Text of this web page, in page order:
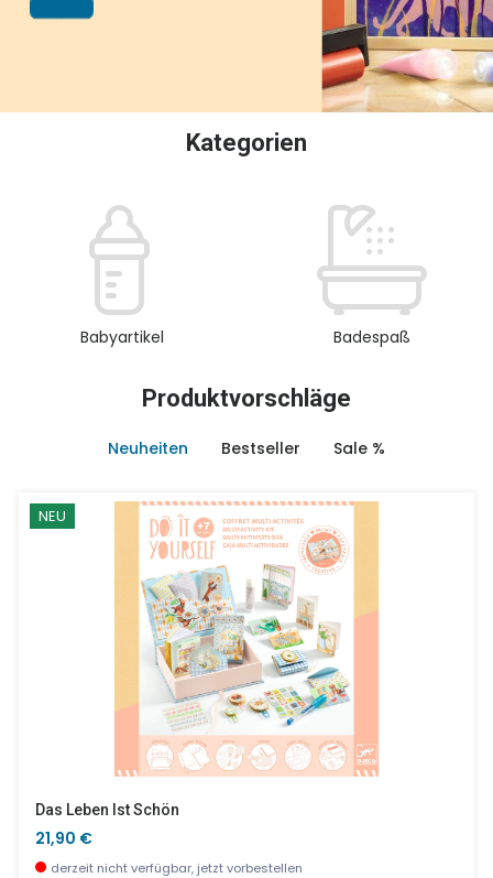
Kategorien
Babyartikel Badespaß
Produktvorschläge
Neuheiten Bestseller Sale %
NEU
Das Leben Ist Schön
21,90 €
derzeit nicht verfügbar, jetzt vorbestellen